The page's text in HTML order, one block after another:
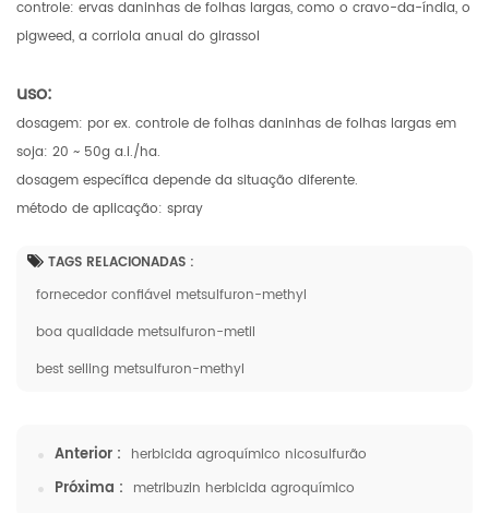
controle: ervas daninhas de folhas largas, como o cravo-da-índia, o
pigweed, a corriola anual do girassol
uso:
dosagem: por ex. controle de folhas daninhas de folhas largas em
soja: 20 ~ 50g a.i./ha.
dosagem específica depende da situação diferente.
método de aplicação: spray
TAGS RELACIONADAS :
fornecedor confiável metsulfuron-methyl
boa qualidade metsulfuron-metil
best selling metsulfuron-methyl
Anterior : herbicida agroquímico nicosulfurão
Próxima : metribuzin herbicida agroquímico